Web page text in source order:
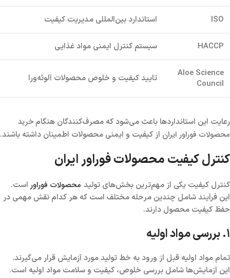
ISO استاندارد بین‌المللی مدیریت کیفیت
HACCP سیستم کنترل ایمنی مواد غذایی
Aloe Science
Council
تایید کیفیت و خلوص محصولات آلوئه‌ورا
رعایت این استانداردها باعث می‌شود که مصرف‌کنندگان هنگامخرید
محصولات فوراور ایران از کیفیت و ایمنی محصولات اطمینان داشته باشند.
کنترل کیفیت محصولات فوراور ایران
کنترل کیفیت یکی از مهم‌ترین بخش‌های تولید محصولات فوراور است.
این فرآیند شامل چندین مرحله مختلف است که هر کدام نقش مهمی در
حفظ کیفیت محصول دارند.
۱. بررسی مواد اولیه
تمام مواد اولیه قبل از ورود به خط تولید مورد آزمایش قرار می‌گیرند.
این آزمایش‌ها شامل بررسی خلوص، کیفیت و سلامت مواد اولیه است.